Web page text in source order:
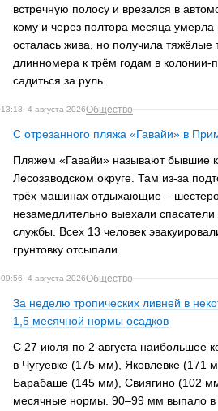
встречную полосу и врезался в
кому и через полтора месяца
осталась жива, но получила
длинномера к трём годам в
садиться за руль.
13:18, 4 августа 2026Общество
С отрезанного пляжа «Гавайи» в
Пляжем «Гавайи» называют бывшие
Лесозаводском округе. Там из-за
трёх машинах отдыхающие –
незамедлительно выехали
службы. Всех 13 человек
грунтовку отсыпали.
09:56, 4 августа 2026Общество
За неделю тропических ливней в
1,5 месячной нормы осадков
С 27 июля по 2 августа наибольшее
в Чугуевке (175 мм), Яковлевке (171
Барабаше (145 мм), Свиягино (102
месячные нормы. 90–99 мм выпало в